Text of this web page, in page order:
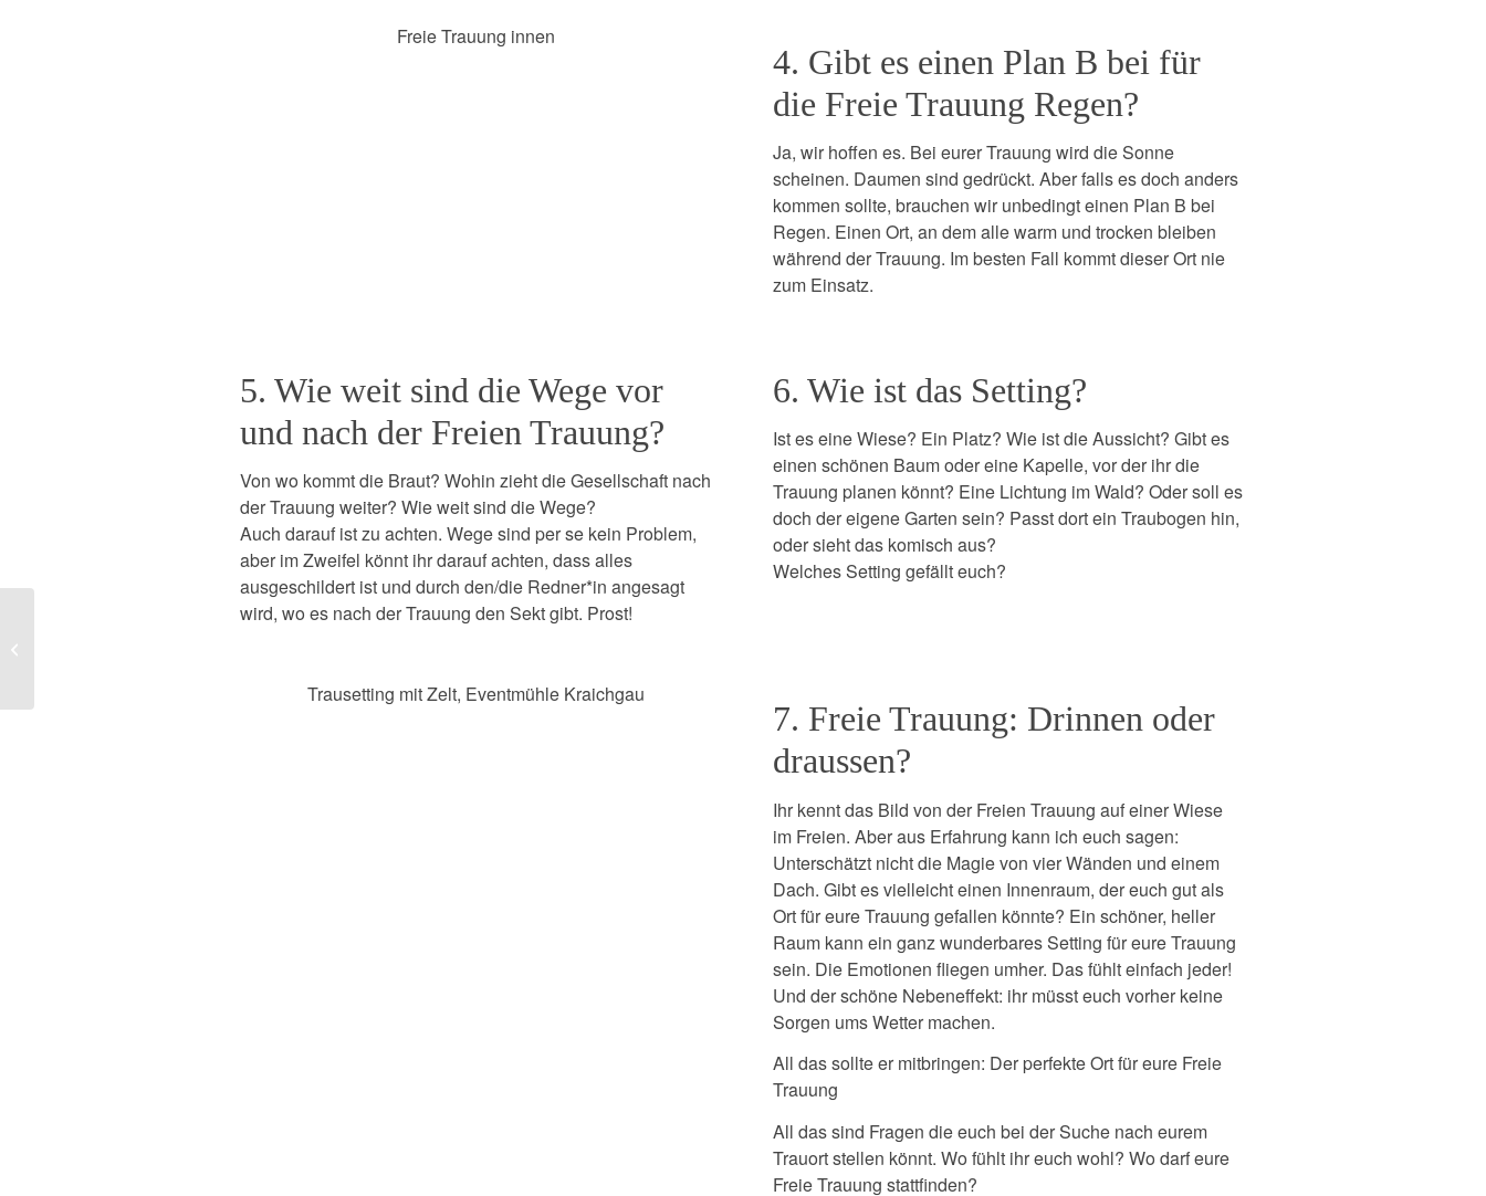
Freie Trauung innen
4. Gibt es einen Plan B bei für
die Freie Trauung Regen?
Ja, wir hoffen es. Bei eurer Trauung wird die Sonne
scheinen. Daumen sind gedrückt. Aber falls es doch anders
kommen sollte, brauchen wir unbedingt einen Plan B bei
Regen. Einen Ort, an dem alle warm und trocken bleiben
während der Trauung. Im besten Fall kommt dieser Ort nie
zum Einsatz.
5. Wie weit sind die Wege vor
und nach der Freien Trauung?
Von wo kommt die Braut? Wohin zieht die Gesellschaft nach
der Trauung weiter? Wie weit sind die Wege?
Auch darauf ist zu achten. Wege sind per se kein Problem,
aber im Zweifel könnt ihr darauf achten, dass alles
ausgeschildert ist und durch den/die Redner*in angesagt
wird, wo es nach der Trauung den Sekt gibt. Prost!
6. Wie ist das Setting?
Ist es eine Wiese? Ein Platz? Wie ist die Aussicht? Gibt es
einen schönen Baum oder eine Kapelle, vor der ihr die
Trauung planen könnt? Eine Lichtung im Wald? Oder soll es
doch der eigene Garten sein? Passt dort ein Traubogen hin,
oder sieht das komisch aus?
Welches Setting gefällt euch?
Trausetting mit Zelt, Eventmühle Kraichgau
7. Freie Trauung: Drinnen oder
draussen?
Ihr kennt das Bild von der Freien Trauung auf einer Wiese
im Freien. Aber aus Erfahrung kann ich euch sagen:
Unterschätzt nicht die Magie von vier Wänden und einem
Dach. Gibt es vielleicht einen Innenraum, der euch gut als
Ort für eure Trauung gefallen könnte? Ein schöner, heller
Raum kann ein ganz wunderbares Setting für eure Trauung
sein. Die Emotionen fliegen umher. Das fühlt einfach jeder!
Und der schöne Nebeneffekt: ihr müsst euch vorher keine
Sorgen ums Wetter machen.
All das sollte er mitbringen: Der perfekte Ort für eure Freie
Trauung
All das sind Fragen die euch bei der Suche nach eurem
Trauort stellen könnt. Wo fühlt ihr euch wohl? Wo darf eure
Freie Trauung stattfinden?